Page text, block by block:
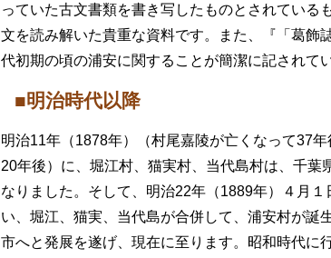
っていた古文書類を書き写したものとされている
文を読み解いた貴重な資料です。また、『「葛飾
代初期の頃の浦安に関することが簡潔に記されて
■明治時代以降
明治11年（1878年）（村尾嘉陵が亡くなって37
20年後）に、堀江村、猫実村、当代島村は、千葉
なりました。そして、明治22年（1889年）４月
い、堀江、猫実、当代島が合併して、浦安村が誕
市へと発展を遂げ、現在に至ります。昭和時代に